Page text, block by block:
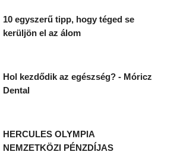
10 egyszerű tipp, hogy téged se
kerüljön el az álom
Hol kezdődik az egészség? - Móricz
Dental
HERCULES OLYMPIA
NEMZETKÖZI PÉNZDÍJAS